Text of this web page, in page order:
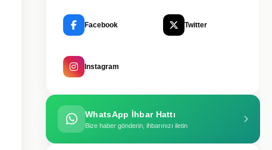
Facebook Twitter
Instagram
WhatsApp İhbar Hattı
Bize haber gönderin, ihbarınızı iletin